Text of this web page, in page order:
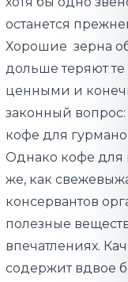
останется
Хорошие зерна
дольше теряют те
ценными и
законный вопрос:
кофе для
Однако кофе для
же, как
консервантов
полезные
впечатлениях.
содержит вдвое